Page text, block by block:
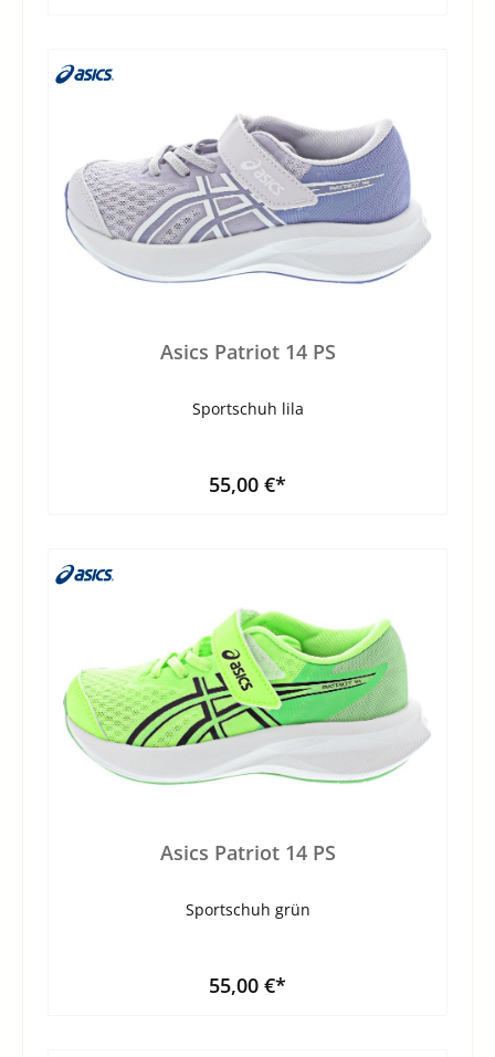
Asics Patriot 14 PS
Sportschuh lila
55,00 €*
Asics Patriot 14 PS
Sportschuh grün
55,00 €*